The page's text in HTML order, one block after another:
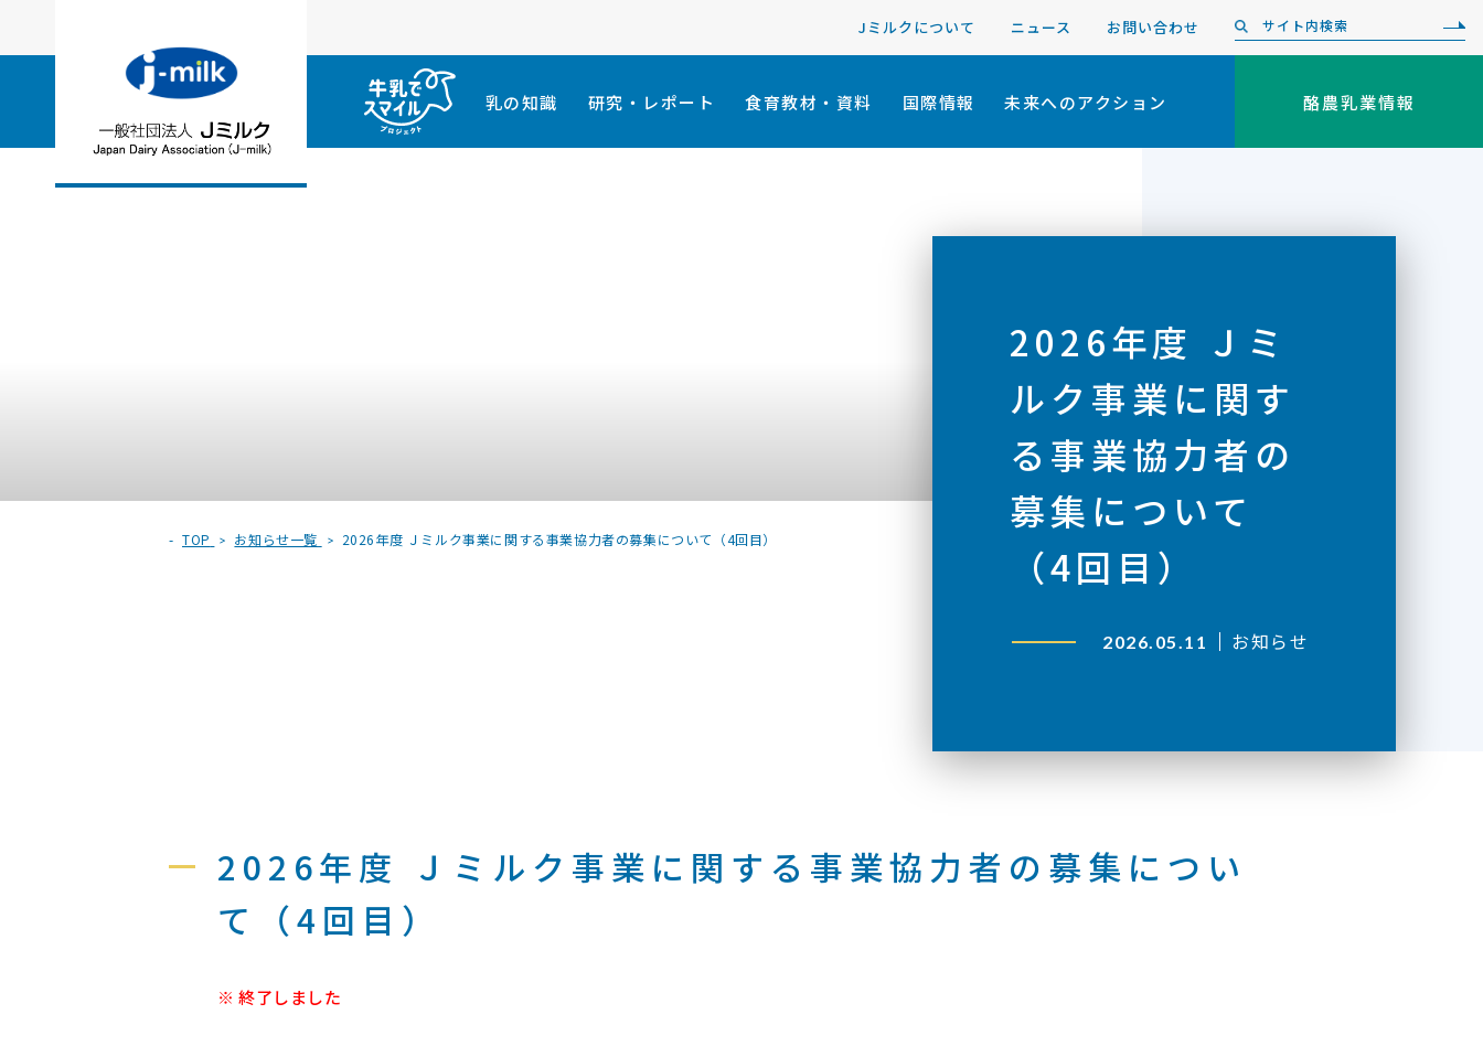
Jミルクについて ニュース お問い合わせ
乳の知識 研究・レポート 食育教材・資料 国際情報 未来へのアクション 酪農乳業情報
2026年度 Ｊミ
ルク事業に関す
る事業協力者の
募集について
（4回目）
2026.05.11 お知らせ
TOP お知らせ一覧 2026年度 Ｊミルク事業に関する事業協力者の募集について（4回目）
2026年度 Ｊミルク事業に関する事業協力者の募集につい
て（4回目）
※ 終了しました